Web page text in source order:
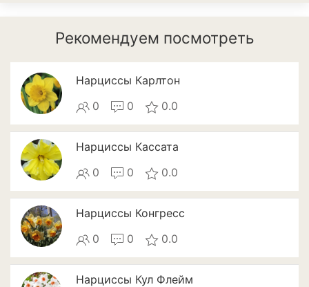
Подсолнечник
Редис
Редька
Репа
Салат
Свекла
Сельдерей
Томат
Рекомендуем посмотреть
Нарциссы Карлтон
0 0 0.0
Нарциссы Кассата
0 0 0.0
Нарциссы Конгресс
0 0 0.0
Нарциссы Кул Флейм